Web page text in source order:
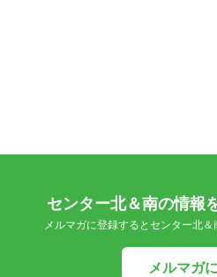
センター北＆南の情報
メルマガに登録するとセンター北
メルマガ